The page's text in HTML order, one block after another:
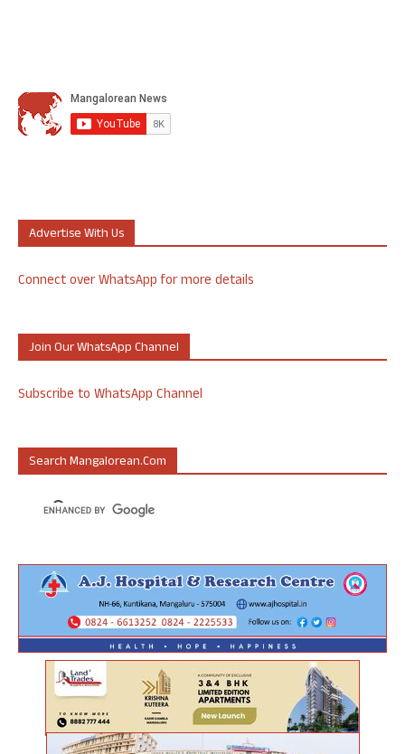
Advertise With Us
Connect over WhatsApp for more details
Join Our WhatsApp Channel
Subscribe to WhatsApp Channel
Search Mangalorean.com